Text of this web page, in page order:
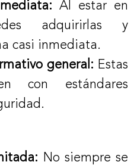
Al estar en
adquirirlas y
casi inmediata.
general: Estas
con estándares
No siempre se